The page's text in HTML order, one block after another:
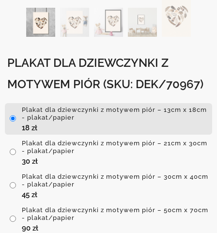
PLAKAT DLA DZIEWCZYNKI Z
MOTYWEM PIÓR (SKU: DEK/70967)
Plakat dla dziewczynki z motywem piór – 13cm x 18cm
- plakat/papier
18 zł
Plakat dla dziewczynki z motywem piór – 21cm x 30cm
- plakat/papier
30 zł
Plakat dla dziewczynki z motywem piór – 30cm x 40cm
- plakat/papier
45 zł
Plakat dla dziewczynki z motywem piór – 50cm x 70cm
- plakat/papier
90 zł